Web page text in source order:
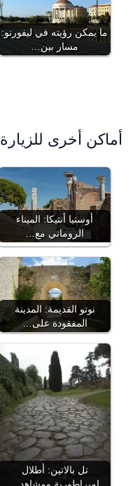
ما يمكن رؤيته في ليفورنو:
مسار بين…
أماكن أخرى للزيارة
أوستيا أنتيكا: الميناء
الروماني مع…
نوتو القديمة: المدينة
المفقودة على…
تل بالاتين: أطلال